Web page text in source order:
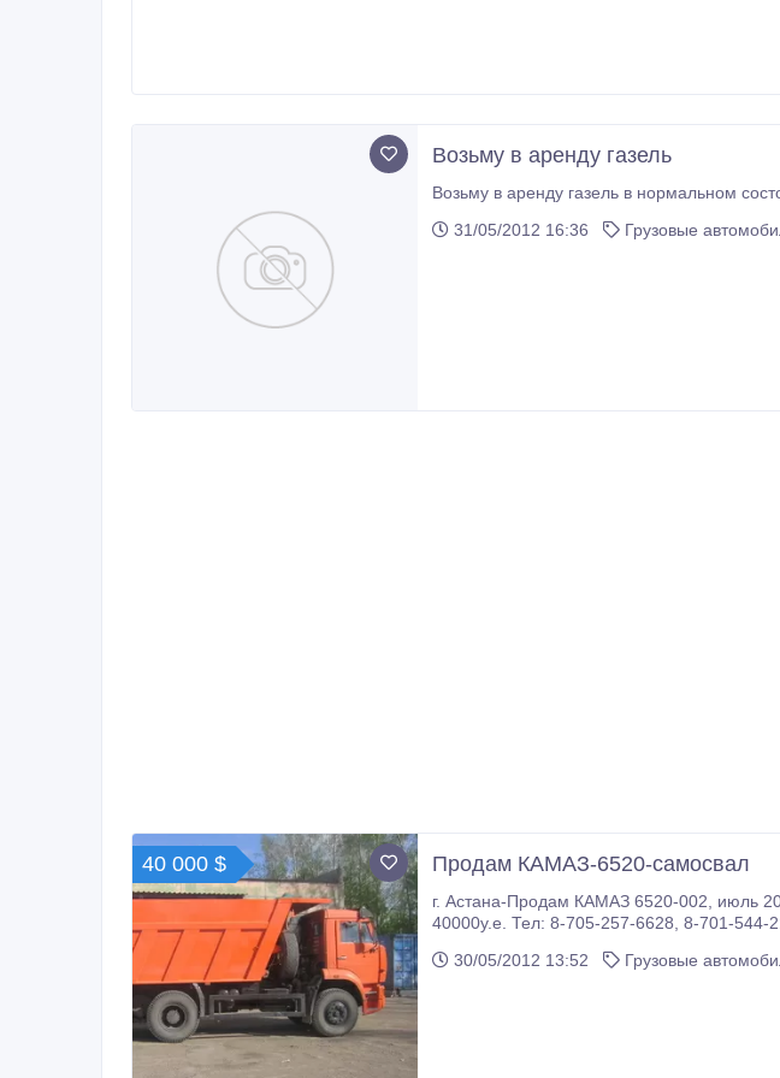
Возьму в аренду газель
Возьму в аренду газель в нормальном
31/05/2012 16:36
Грузовые
40 000 $ Продам КАМАЗ-6520-самосвал
г. Астана-Продам КАМАЗ 6520-002, июль 2005г.в. Состояние: А/
40000у.е. Тел: 8-705-257-6628, 8-
30/05/2012 13:52
Грузовые